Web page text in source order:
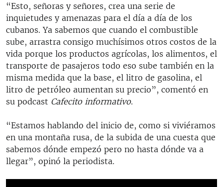
“Esto, señoras y señores, crea una serie de
inquietudes y amenazas para el día a día de los
cubanos. Ya sabemos que cuando el combustible
sube, arrastra consigo muchísimos otros costos de la
vida porque los productos agrícolas, los alimentos, el
transporte de pasajeros todo eso sube también en la
misma medida que la base, el litro de gasolina, el
litro de petróleo aumentan su precio”, comentó en
su podcast Cafecito informativo.
“Estamos hablando del inicio de, como si viviéramos
en una montaña rusa, de la subida de una cuesta que
sabemos dónde empezó pero no hasta dónde va a
llegar”, opinó la periodista.